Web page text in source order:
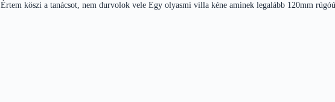
Értem köszi a tanácsot, nem durvolok vele Egy olyasmi villa kéne aminek legalább 120mm